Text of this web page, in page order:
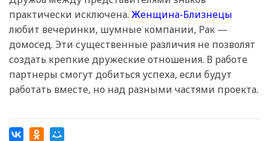
практически исключена. Женщина-Близнецы
любит вечеринки, шумные компании, Рак —
домосед. Эти существенные различия не позволят
создать крепкие дружеские отношения. В работе
партнеры смогут добиться успеха, если будут
работать вместе, но над разными частями проекта.